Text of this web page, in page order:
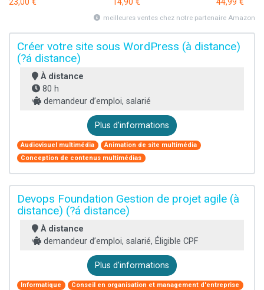
23,00 €
14,90 €
44,99 €
meilleures ventes chez notre partenaire Amazon
Créer votre site sous WordPress (à distance)
(?á distance)
À distance
80 h
demandeur d’emploi, salarié
Plus d'informations
Audiovisuel multimédia
Animation de site multimédia
Conception de contenus multimédias
Devops Foundation Gestion de projet agile (à
distance) (?á distance)
À distance
demandeur d’emploi, salarié, Éligible CPF
Plus d'informations
Informatique
Conseil en organisation et management d'entreprise